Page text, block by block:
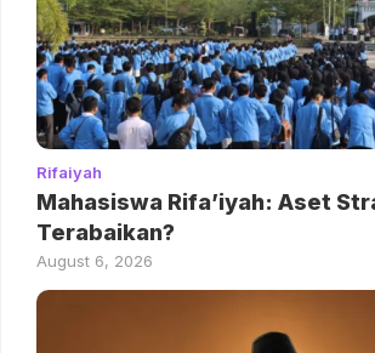
Rifaiyah
Mahasiswa Rifa’iyah: Aset
Terabaikan?
August 6, 2026